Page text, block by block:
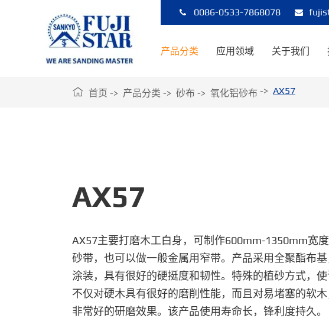
0086-0533-7868078
产品分类 应用领域 关于我们
 首页 产品分类 砂布 氧化铝砂布 AX57
AX57
AX57主要打磨木工白身，可制作600mm-1350mm宽
砂带，也可以做一般金属用窄带。产品采用全聚酯布
涂装，具有很好的硬挺度和韧性。特殊的植砂方式，
不仅对硬木具有很好的磨削性能，而且对易堵塞的软
非常好的研磨效果。该产品使用寿命长，锋利度持久。